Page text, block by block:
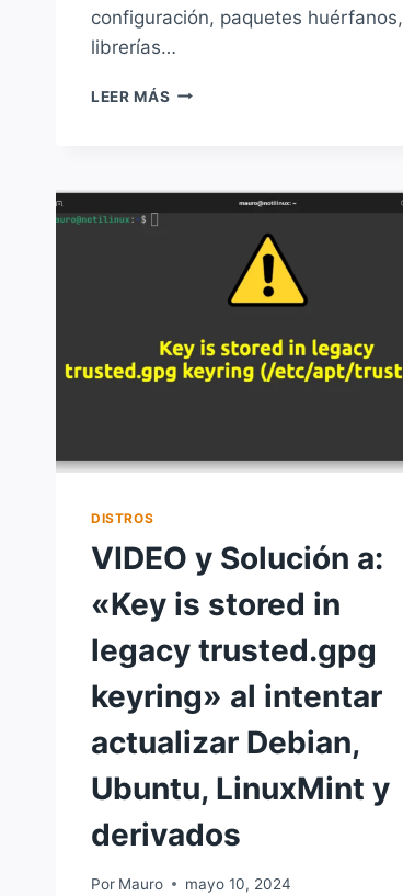
configuración, paquetes huérfanos,
librerías…
LEER MÁS FLATSWEEP:
DESINSTALAR
APLICACIÓN
FLATPAK
DISTROS
VIDEO y Solución a:
«Key is stored in
legacy trusted.gpg
keyring» al intentar
actualizar Debian,
Ubuntu, LinuxMint y
derivados
Por Mauro mayo 10, 2024